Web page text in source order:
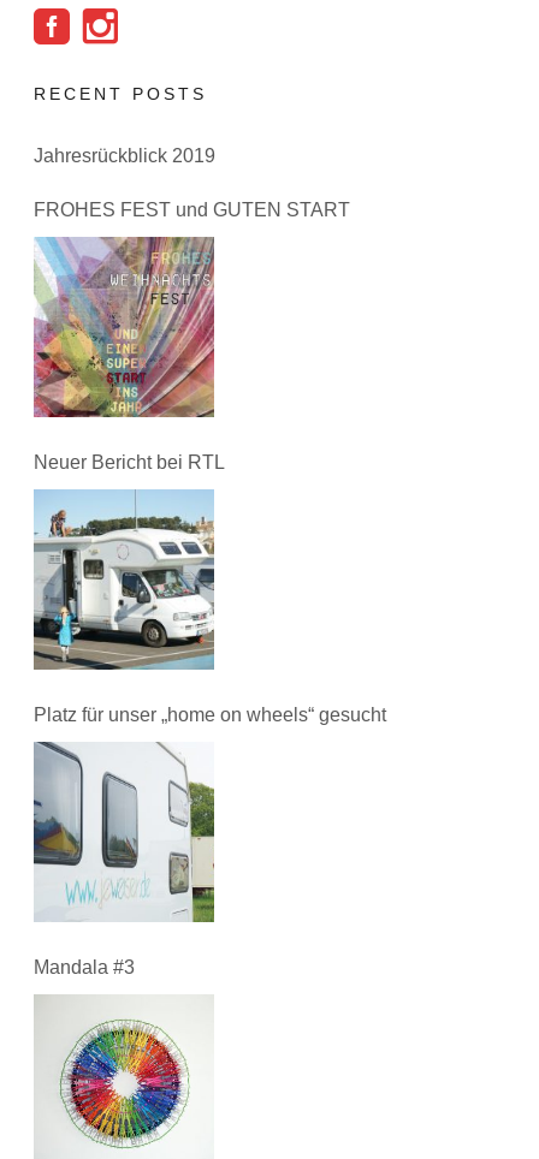
RECENT POSTS
Jahresrückblick 2019
FROHES FEST und GUTEN START
Neuer Bericht bei RTL
Platz für unser „home on wheels“ gesucht
Mandala #3